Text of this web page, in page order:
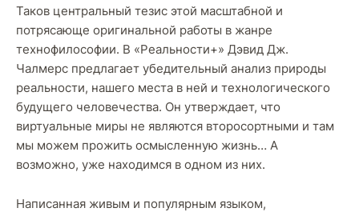
Таков центральный тезис этой масштабной и
потрясающе оригинальной работы в жанре
технофилософии. В «Реальности+» Дэвид Дж.
Чалмерс предлагает убедительный анализ природы
реальности, нашего места в ней и технологического
будущего человечества. Он утверждает, что
виртуальные миры не являются второсортными и там
мы можем прожить осмысленную жизнь… А
возможно, уже находимся в одном из них.
Написанная живым и популярным языком,